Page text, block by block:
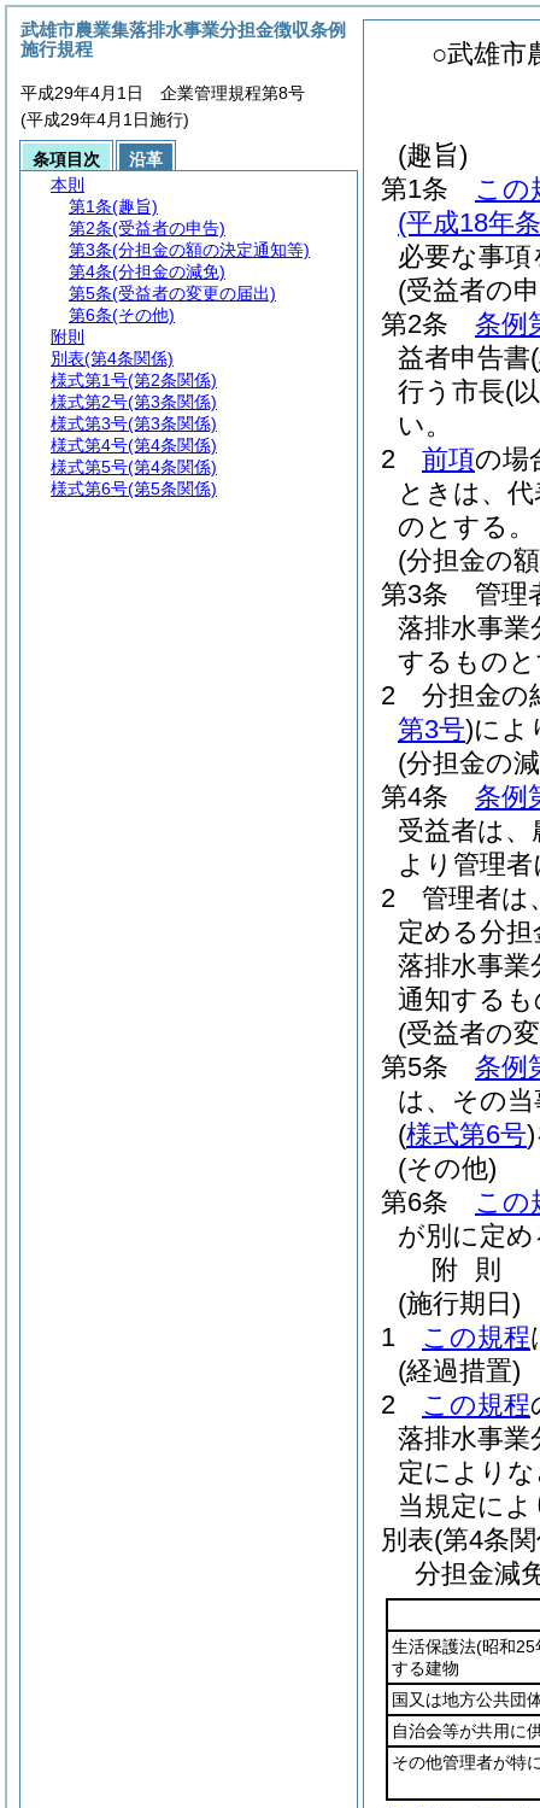
○武雄市
(趣旨)
第1条
この
(平成18年
必要な事
(受益者の
第2条
条例
益者申告書(
行う市長(
い。
2
前項の場
ときは、
のとする。
(分担金の
第3条
管理
落排水事業
するもの
2
分担金の
第3号)によ
(分担金の
第4条
条例
受益者は、
より管理
2
管理者は
定める分
落排水事業
通知する
(受益者の
第5条
条例
は、その
(様式第6号)
(その他)
第6条
この
が別に定
附 則
(施行期日)
1
この規程
(経過措置)
2
この規程
落排水事業
定により
当規定に
別表(第4条
分担金減
生活保護法(昭和25
する建物
国又は地方公共団
自治会等が共用に
その他管理者が特
武雄市農業集落排水事業分担金徴収条例
施行規程
平成29年4月1日 企業管理規程第8号
(平成29年4月1日施行)
条項目次
沿革
本則
第1条(趣旨)
第2条(受益者の申告)
第3条(分担金の額の決定通知等)
第4条(分担金の減免)
第5条(受益者の変更の届出)
第6条(その他)
附則
別表(第4条関係)
様式第1号(第2条関係)
様式第2号(第3条関係)
様式第3号(第3条関係)
様式第4号(第4条関係)
様式第5号(第4条関係)
様式第6号(第5条関係)